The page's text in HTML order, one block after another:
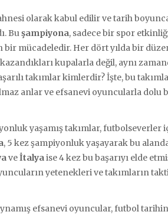
olarak kabul edilir ve tarih
Buşampiyona, sadece bir spor
mücadeledir. Her dört yılda bir
kupalarla değil, aynı
takımlar kimlerdir? İşte, bu
anlar ve efsanevi oyuncularla dolu
yaşamış takımlar, futbolseverler
, 5 kez şampiyonluk yaşayarak bu
veİtalyaise 4 kez bu başarıyı elde
yetenekleri ve takımların
efsanevi oyuncular, futbol